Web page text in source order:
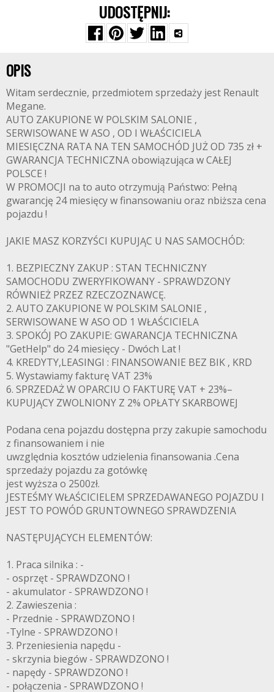
UDOSTĘPNIJ:
OPIS
Witam serdecznie, przedmiotem sprzedaży jest Renault
Megane.
AUTO ZAKUPIONE W POLSKIM SALONIE ,
SERWISOWANE W ASO , OD I WŁAŚCICIELA
MIESIĘCZNA RATA NA TEN SAMOCHÓD JUŻ OD 735 zł +
GWARANCJA TECHNICZNA obowiązująca w CAŁEJ
POLSCE !
W PROMOCJI na to auto otrzymują Państwo: Pełną
gwarancję 24 miesięcy w finansowaniu oraz nbiższa cena
pojazdu !
JAKIE MASZ KORZYŚCI KUPUJĄC U NAS SAMOCHÓD:
1. BEZPIECZNY ZAKUP : STAN TECHNICZNY
SAMOCHODU ZWERYFIKOWANY - SPRAWDZONY
RÓWNIEŻ PRZEZ RZECZOZNAWCĘ.
2. AUTO ZAKUPIONE W POLSKIM SALONIE ,
SERWISOWANE W ASO OD 1 WŁAŚCICIELA
3. SPOKÓJ PO ZAKUPIE: GWARANCJA TECHNICZNA
"GetHelp" do 24 miesięcy - Dwóch Lat !
4. KREDYTY,LEASINGI : FINANSOWANIE BEZ BIK , KRD
5. Wystawiamy fakturę VAT 23%
6. SPRZEDAŻ W OPARCIU O FAKTURĘ VAT + 23%–
KUPUJĄCY ZWOLNIONY Z 2% OPŁATY SKARBOWEJ
Podana cena pojazdu dostępna przy zakupie samochodu
z finansowaniem i nie
uwzględnia kosztów udzielenia finansowania .Cena
sprzedaży pojazdu za gotówkę
jest wyższa o 2500zł.
JESTEŚMY WŁAŚCICIELEM SPRZEDAWANEGO POJAZDU I
JEST TO POWÓD GRUNTOWNEGO SPRAWDZENIA
NASTĘPUJĄCYCH ELEMENTÓW:
1. Praca silnika : -
- osprzęt - SPRAWDZONO !
- akumulator - SPRAWDZONO !
2. Zawieszenia :
- Przednie - SPRAWDZONO !
-Tylne - SPRAWDZONO !
3. Przeniesienia napędu -
- skrzynia biegów - SPRAWDZONO !
- napędy - SPRAWDZONO !
- połączenia - SPRAWDZONO !